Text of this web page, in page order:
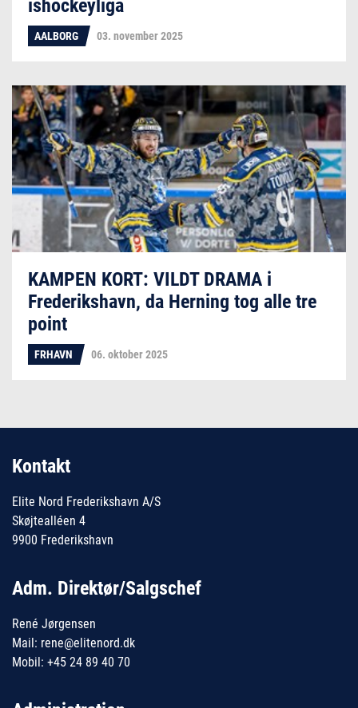
ishockeyliga
AALBORG 03. november 2025
KAMPEN KORT: VILDT DRAMA i
Frederikshavn, da Herning tog alle tre
point
FRHAVN 06. oktober 2025
Kontakt
Elite Nord Frederikshavn A/S
Skøjtealléen 4
9900 Frederikshavn
Adm. Direktør/Salgschef
René Jørgensen
Mail: rene@elitenord.dk
Mobil: +45 24 89 40 70